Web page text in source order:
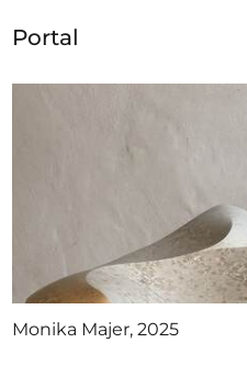
Portal
Monika Majer, 2025